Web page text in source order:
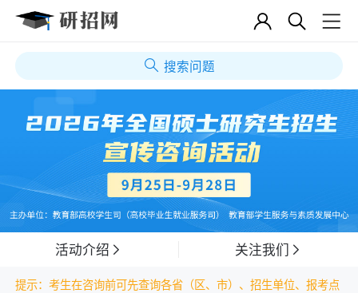
搜索问题
活动介绍 关注我们
提示：考生在咨询前可先查询各省（区、市）、招生单位、报考点